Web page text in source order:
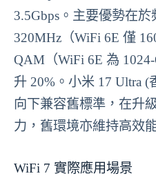
3.5Gbps。主要優勢在於
320MHz（WiFi 6E 僅
QAM（WiFi 6E 為
升 20%。小米 17 Ultra
向下兼容舊標準，在升
力，舊環境亦維持高效
WiFi 7 實際應用場景